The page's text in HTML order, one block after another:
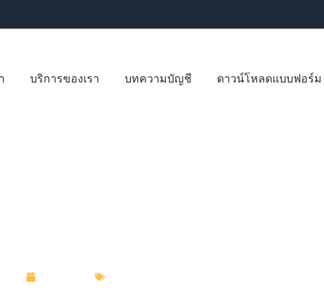
บริการของเรา บทความบัญชี ดาวน์โหลดแบบฟอร์ม